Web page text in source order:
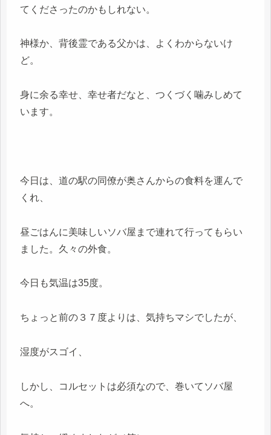
てくださったのかもしれない。
神様か、背後霊である父かは、よくわからないけ
ど。
身に余る幸せ、幸せ者だなと、つくづく噛みしめて
います。
今日は、道の駅の同僚が奥さんからの食料を運んで
くれ、
昼ごはんに美味しいソバ屋まで連れて行ってもらい
ました。久々の外食。
今日も気温は35度。
ちょっと前の３７度よりは、気持ちマシでしたが、
湿度がスゴイ、
しかし、コルセットは必須なので、巻いてソバ屋
へ。